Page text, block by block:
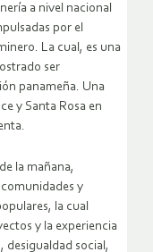
a nivel nacional
por el
La cual, es una
ser
panameña. Una
y Santa Rosa en
la mañana,
y
la cual
y la experiencia
desigualdad social,